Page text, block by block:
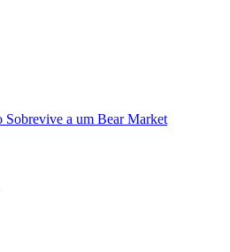
a um Bear Market